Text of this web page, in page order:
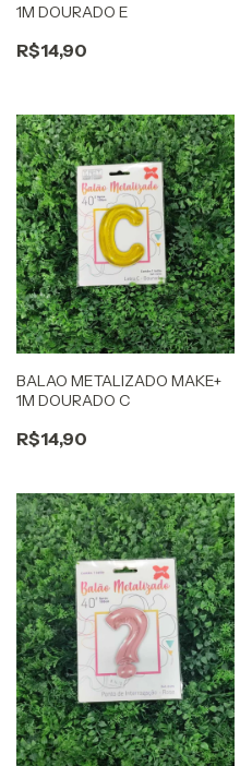
1M DOURADO E
R$14,90
BALAO METALIZADO MAKE+
1M DOURADO C
R$14,90